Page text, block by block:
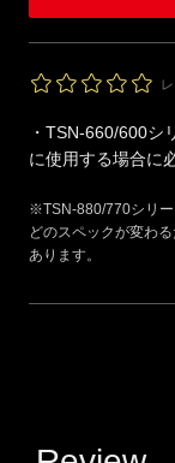
・TSN-660/600シ
に使用する場合に
※TSN-880/770シリー
どのスペックが変わ
あります。